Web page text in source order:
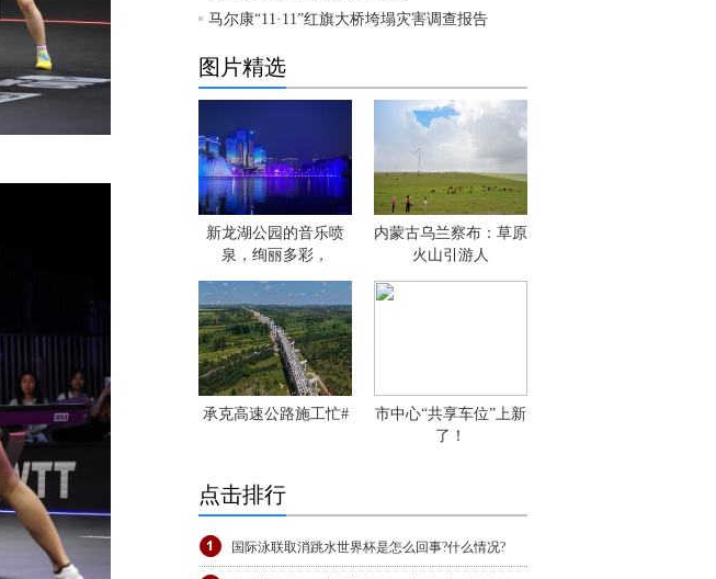
马尔康“11·11”红旗大桥垮塌灾害调查报告
图片精选
新龙湖公园的音乐喷
泉，绚丽多彩，
内蒙古乌兰察布：草原
火山引游人
承克高速公路施工忙#
市中心“共享车位”上新
了！
点击排行
国际泳联取消跳水世界杯是怎么回事?什么情况?